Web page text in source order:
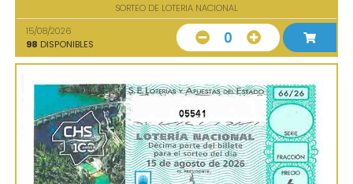
SORTEO DE LOTERIA NACIONAL
15/08/2026
98 DISPONIBLES 0
05541